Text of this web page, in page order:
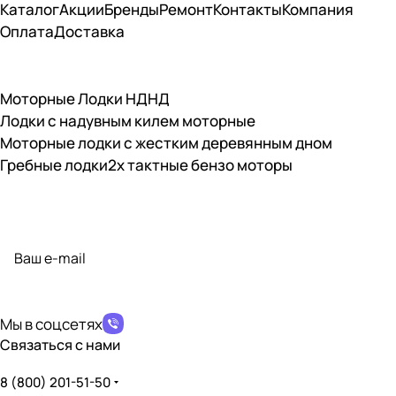
КаталогАкцииБрендыРемонтКонтактыКомпания
ОплатаДоставка
Моторные Лодки НДНД
Лодки с надувным килем моторные
Моторные лодки с жестким деревянным дном
Гребные лодки2х тактные бензо моторы
Мы в соцсетях
Связаться с нами
8 (800) 201-51-50